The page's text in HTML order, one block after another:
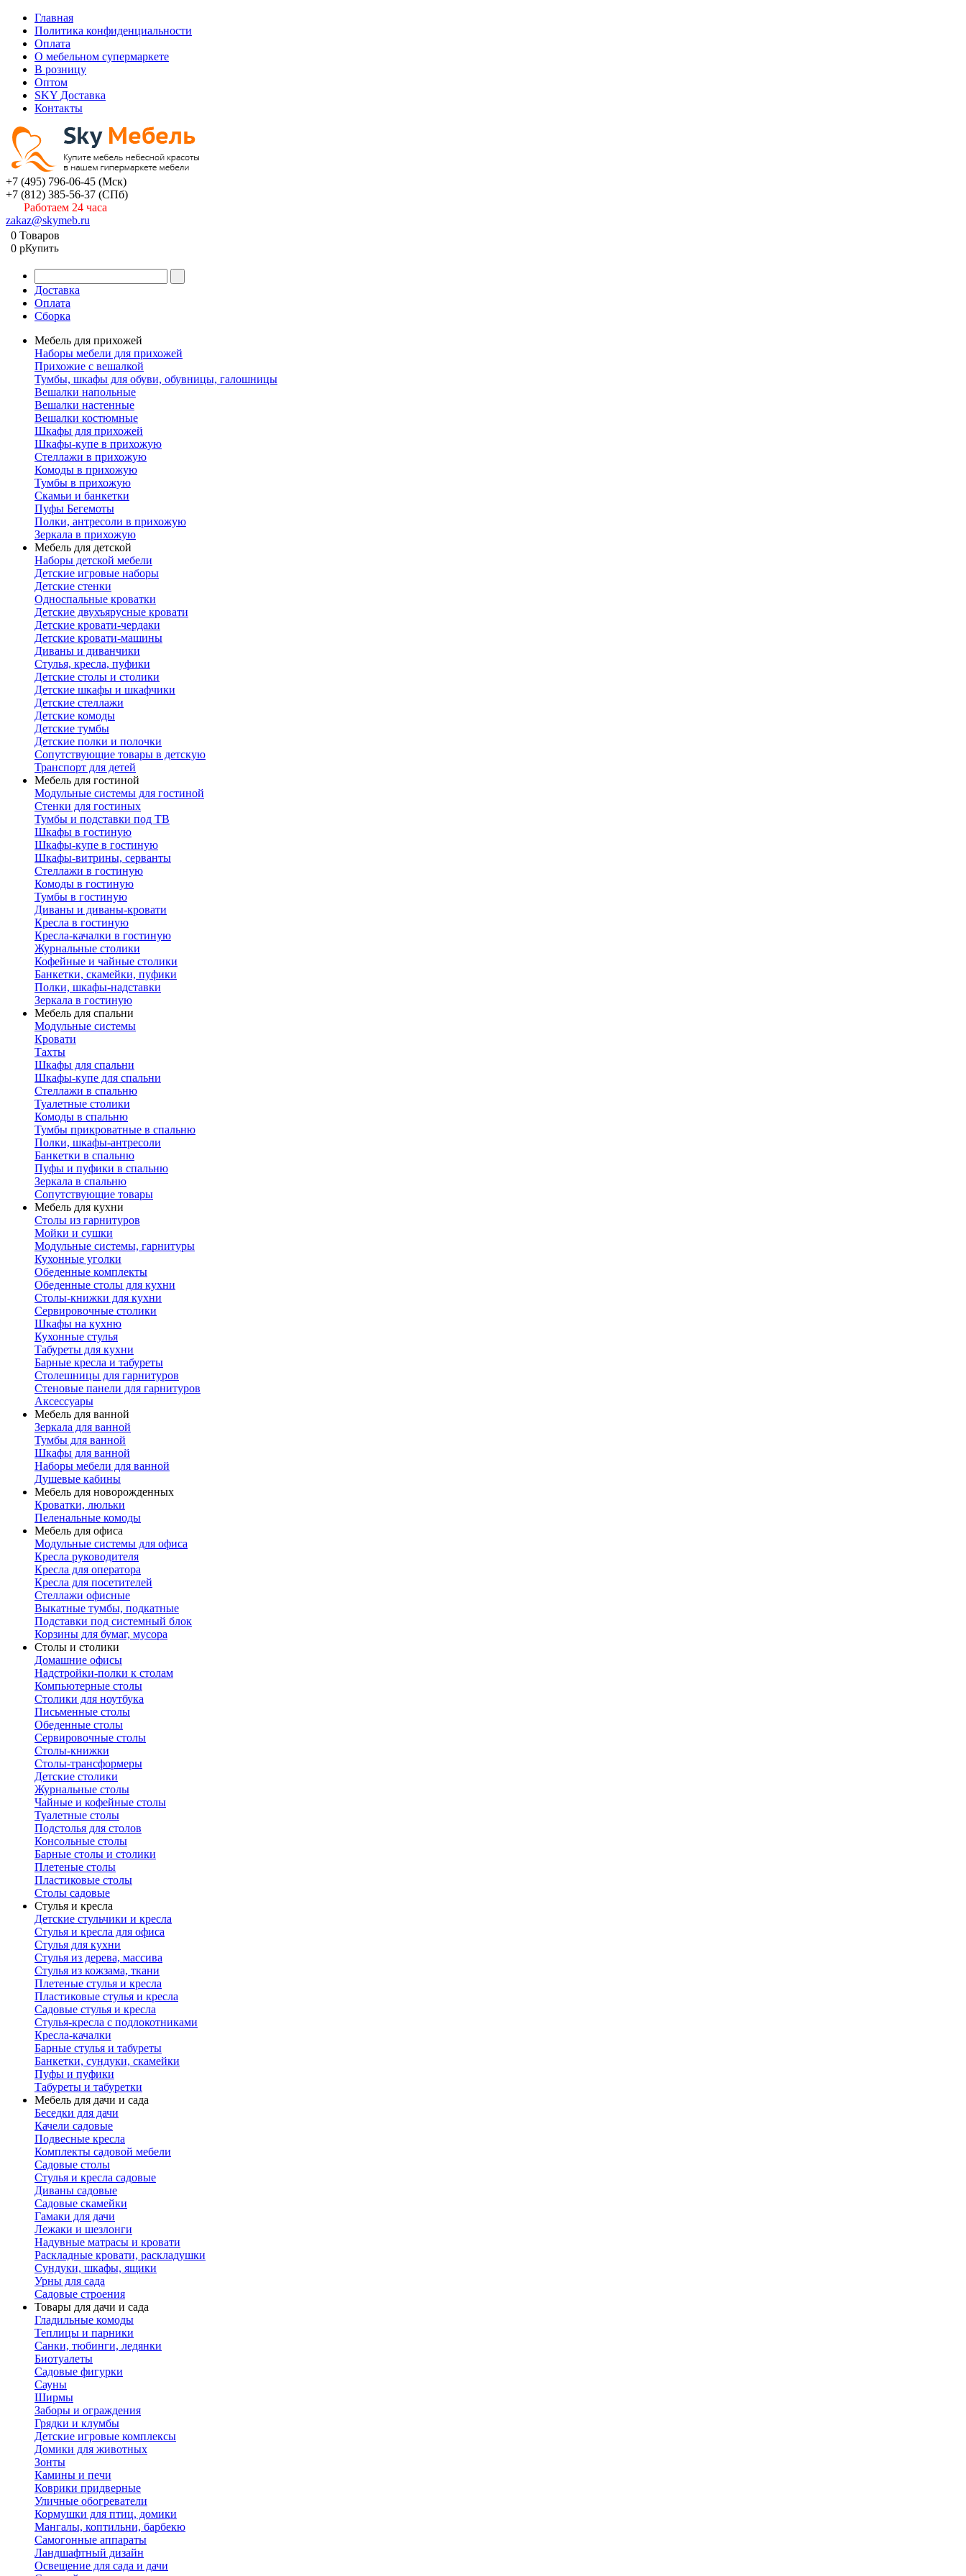
Главная
Политика конфиденциальности
Оплата
О мебельном супермаркете
В розницу
Оптом
SKY Доставка
Контакты
+7 (495) 796-06-45 (Мск)
+7 (812) 385-56-37 (СПб)
Работаем 24 часа
zakaz@skymeb.ru
0 Товаров
0 pКупить
Доставка
Оплата
Сборка
Мебель для прихожей
Наборы мебели для прихожей
Прихожие с вешалкой
Тумбы, шкафы для обуви, обувницы, галошницы
Вешалки напольные
Вешалки настенные
Вешалки костюмные
Шкафы для прихожей
Шкафы-купе в прихожую
Стеллажи в прихожую
Комоды в прихожую
Тумбы в прихожую
Скамьи и банкетки
Пуфы Бегемоты
Полки, антресоли в прихожую
Зеркала в прихожую
Мебель для детской
Наборы детской мебели
Детские игровые наборы
Детские стенки
Односпальные кроватки
Детские двухъярусные кровати
Детские кровати-чердаки
Детские кровати-машины
Диваны и диванчики
Стулья, кресла, пуфики
Детские столы и столики
Детские шкафы и шкафчики
Детские стеллажи
Детские комоды
Детские тумбы
Детские полки и полочки
Сопутствующие товары в детскую
Транспорт для детей
Мебель для гостиной
Модульные системы для гостиной
Стенки для гостиных
Тумбы и подставки под ТВ
Шкафы в гостиную
Шкафы-купе в гостиную
Шкафы-витрины, серванты
Стеллажи в гостиную
Комоды в гостиную
Тумбы в гостиную
Диваны и диваны-кровати
Кресла в гостиную
Кресла-качалки в гостиную
Журнальные столики
Кофейные и чайные столики
Банкетки, скамейки, пуфики
Полки, шкафы-надставки
Зеркала в гостиную
Мебель для спальни
Модульные системы
Кровати
Тахты
Шкафы для спальни
Шкафы-купе для спальни
Стеллажи в спальню
Туалетные столики
Комоды в спальню
Тумбы прикроватные в спальню
Полки, шкафы-антресоли
Банкетки в спальню
Пуфы и пуфики в спальню
Зеркала в спальню
Сопутствующие товары
Мебель для кухни
Столы из гарнитуров
Мойки и сушки
Модульные системы, гарнитуры
Кухонные уголки
Обеденные комплекты
Обеденные столы для кухни
Столы-книжки для кухни
Сервировочные столики
Шкафы на кухню
Кухонные стулья
Табуреты для кухни
Барные кресла и табуреты
Столешницы для гарнитуров
Стеновые панели для гарнитуров
Аксессуары
Мебель для ванной
Зеркала для ванной
Тумбы для ванной
Шкафы для ванной
Наборы мебели для ванной
Душевые кабины
Мебель для новорожденных
Кроватки, люльки
Пеленальные комоды
Мебель для офиса
Модульные системы для офиса
Кресла руководителя
Кресла для оператора
Кресла для посетителей
Стеллажи офисные
Выкатные тумбы, подкатные
Подставки под системный блок
Корзины для бумаг, мусора
Столы и столики
Домашние офисы
Надстройки-полки к столам
Компьютерные столы
Столики для ноутбука
Письменные столы
Обеденные столы
Сервировочные столы
Столы-книжки
Столы-трансформеры
Детские столики
Журнальные столы
Чайные и кофейные столы
Туалетные столы
Подстолья для столов
Консольные столы
Барные столы и столики
Плетеные столы
Пластиковые столы
Столы садовые
Стулья и кресла
Детские стульчики и кресла
Стулья и кресла для офиса
Стулья для кухни
Стулья из дерева, массива
Стулья из кожзама, ткани
Плетеные стулья и кресла
Пластиковые стулья и кресла
Садовые стулья и кресла
Стулья-кресла с подлокотниками
Кресла-качалки
Барные стулья и табуреты
Банкетки, сундуки, скамейки
Пуфы и пуфики
Табуреты и табуретки
Мебель для дачи и сада
Беседки для дачи
Качели садовые
Подвесные кресла
Комплекты садовой мебели
Садовые столы
Стулья и кресла садовые
Диваны садовые
Садовые скамейки
Гамаки для дачи
Лежаки и шезлонги
Надувные матрасы и кровати
Раскладные кровати, раскладушки
Сундуки, шкафы, ящики
Урны для сада
Садовые строения
Товары для дачи и сада
Гладильные комоды
Теплицы и парники
Санки, тюбинги, ледянки
Биотуалеты
Садовые фигурки
Сауны
Ширмы
Заборы и ограждения
Грядки и клумбы
Детские игровые комплексы
Домики для животных
Зонты
Камины и печи
Коврики придверные
Уличные обогреватели
Кормушки для птиц, домики
Мангалы, коптильни, барбекю
Самогонные аппараты
Ландшафтный дизайн
Освещение для сада и дачи